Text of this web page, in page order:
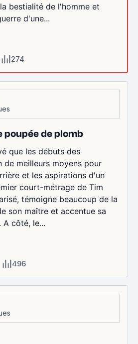
bestialité de l'homme et
d'une...
274
poupée de plomb
que les débuts des
de meilleurs moyens pour
et les aspirations d'un
court-métrage de Tim
témoigne beaucoup de la
son maître et accentue sa
A côté, le...
496